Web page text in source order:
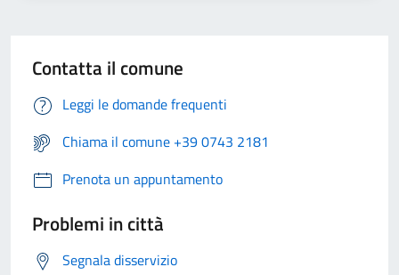
Contatta il comune
Leggi le domande frequenti
Chiama il comune +39 0743 2181
Prenota un appuntamento
Problemi in città
Segnala disservizio